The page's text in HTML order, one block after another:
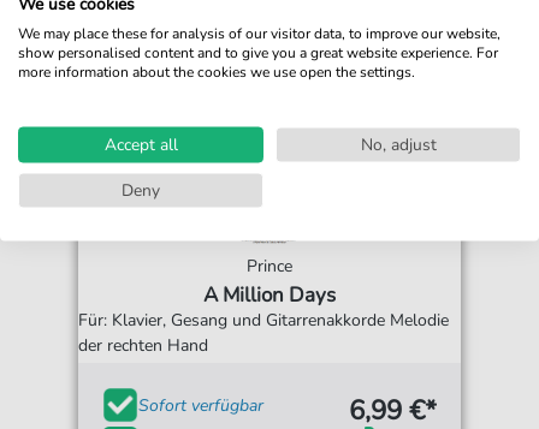
Prince
A Million Days
Für: Klavier, Gesang und Gitarrenakkorde Melodie
der rechten Hand
Sofort verfügbar
6,99 €*
We may place these for analysis of our visitor data, to improve our website,
show personalised content and to give you a great website experience. For
more information about the cookies we use open the settings.
Accept all
No, adjust
Deny